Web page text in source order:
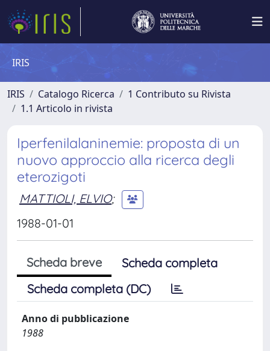
IRIS
IRIS Catalogo Ricerca
1 Contributo su Rivista
1.1 Articolo in rivista
Iperfenilalaninemie: proposta di un
nuovo approccio alla ricerca degli
eterozigoti
MATTIOLI, ELVIO;
1988-01-01
Scheda breve
Scheda completa
Scheda completa (DC)
Anno di pubblicazione
1988